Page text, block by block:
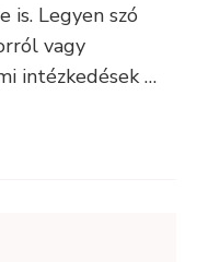
is. Legyen szó
vagy
intézkedések …